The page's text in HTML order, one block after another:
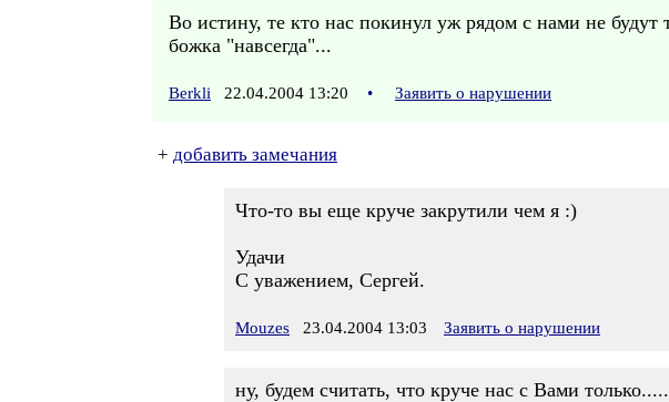
Во истину, те кто нас покинул уж рядом с нами не
божка "навсегда"...
Berkli 22.04.2004 13:20 • Заявить о нарушении
+ добавить замечания
Что-то вы еще круче закрутили чем я :)
Удачи
С уважением, Сергей.
Mouzes 23.04.2004 13:03 Заявить о нарушении
ну, будем считать, что круче нас с Вами